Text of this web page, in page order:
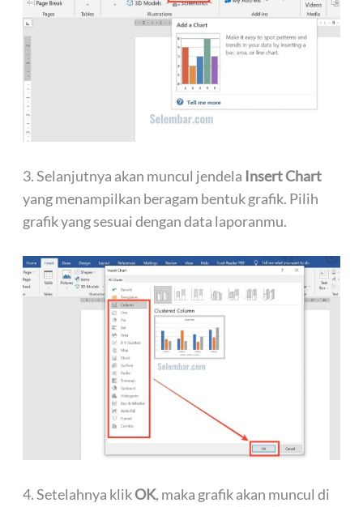
3. Selanjutnya akan muncul jendela Insert Chart
yang menampilkan beragam bentuk grafik. Pilih
grafik yang sesuai dengan data laporanmu.
4. Setelahnya klikOK, maka grafik akan muncul di